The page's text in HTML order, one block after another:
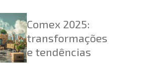
Comex 2025:
transformações
e tendências